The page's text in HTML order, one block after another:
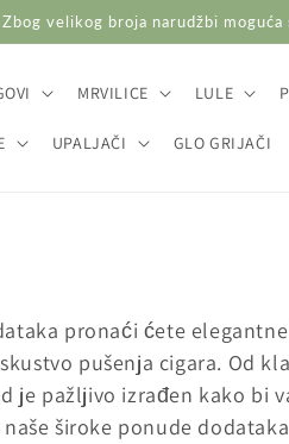
velikog broja narudžbi
MRVILICE LULE
UPALJAČI GLO GRIJAČI
pronaći ćete
pušenja cigara. Od
je pažljivo izrađen kako bi
široke ponude